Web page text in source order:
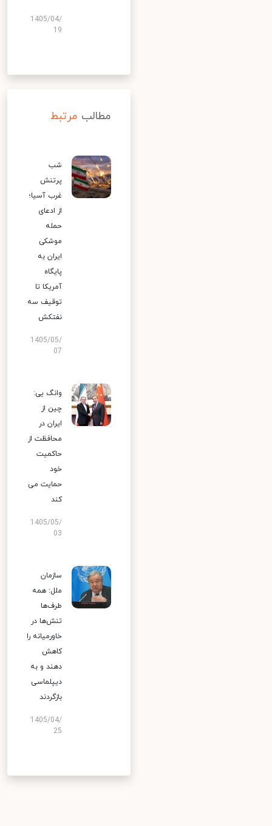
1405/04/
19
مطالب مرتبط
شب
پرتنش
غرب آسیا؛
از ادعای
حمله
موشکی
ایران به
پایگاه
آمریکا تا
توقیف سه
نفتکش
1405/05/
07
وانگ یی:
چین از
ایران در
محافظت از
حاکمیت
خود
حمایت می
کند
1405/05/
03
سازمان
ملل: همه
طرف‌ها
تنش‌ها در
خاورمیانه را
کاهش
دهند و به
دیپلماسی
بازگردند
1405/04/
25